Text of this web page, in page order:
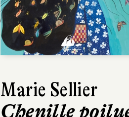
Isabelle
Myla et